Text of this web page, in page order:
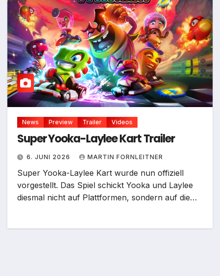
News Preview Trailer Videos
Super Yooka-Laylee Kart Trailer
6. JUNI 2026 MARTIN FORNLEITNER
Super Yooka-Laylee Kart wurde nun offiziell
vorgestellt. Das Spiel schickt Yooka und Laylee
diesmal nicht auf Plattformen, sondern auf die…